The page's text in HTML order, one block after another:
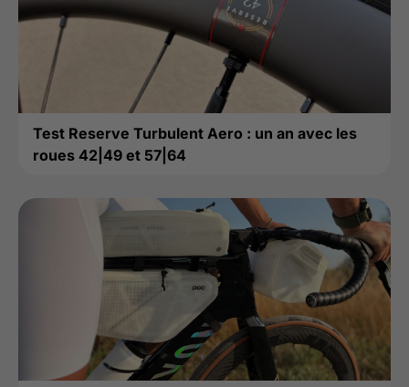
Test Reserve Turbulent Aero : un an avec les
roues 42|49 et 57|64